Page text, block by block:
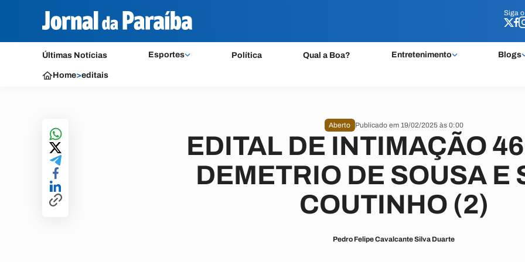
Siga o
Últimas Notícias Esportes Política Qual a Boa? Entretenimento Blogs
Siga o
Home>editais
Aberto Publicado em 19/02/2025 às 0:00
EDITAL DE INTIMAÇÃO
DEMETRIO DE SOUSA E
COUTINHO (2)
Pedro Felipe Cavalcante Silva Duarte